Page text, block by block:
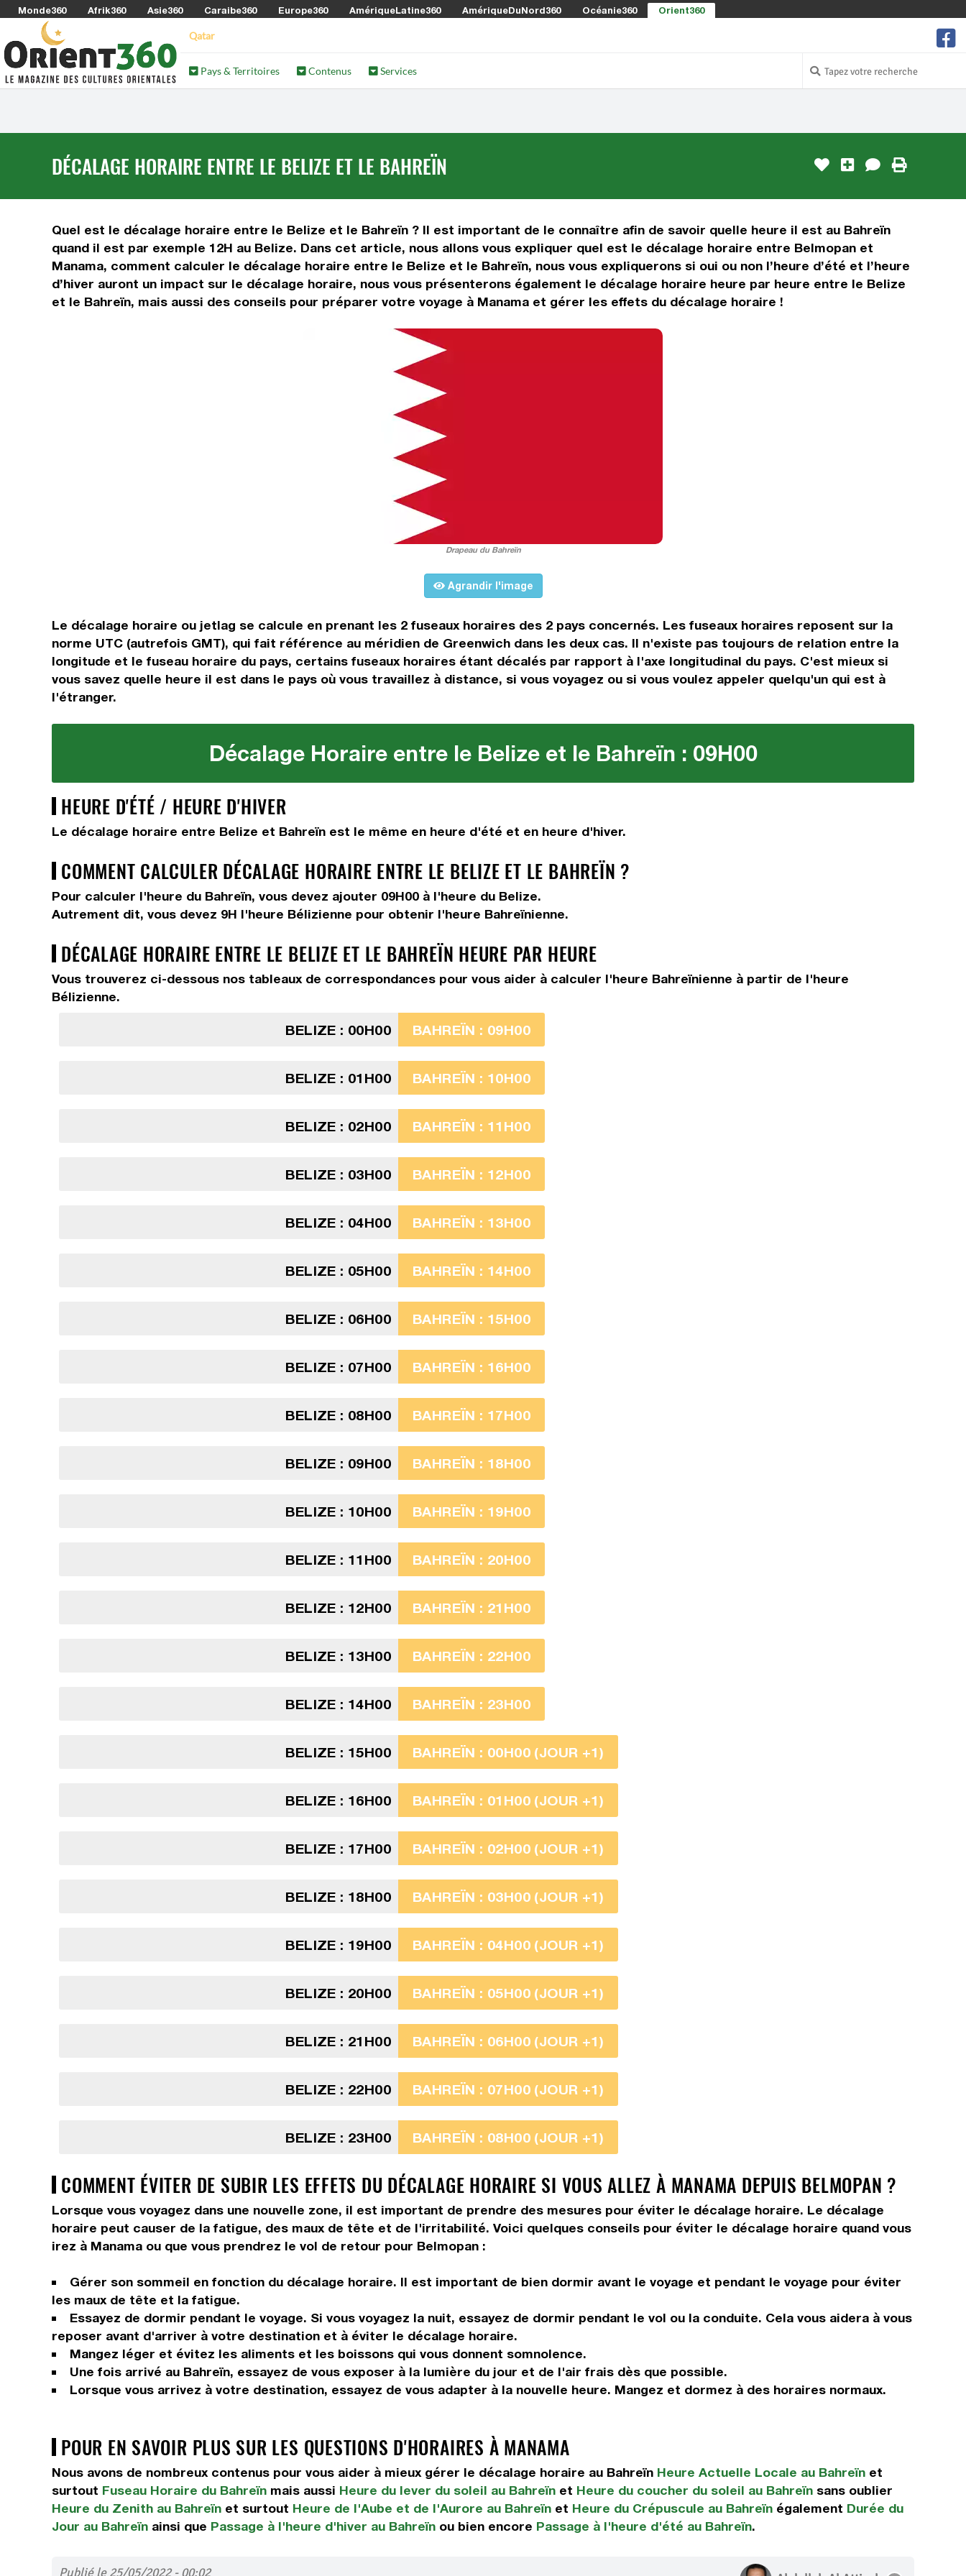
Monde360 Afrik360 Asie360 Caraibe360 Europe360 AmériqueLatine360 AmériqueDuNord360 Océanie360 Orient360
Qatar
Pays & Territoires Contenus Services
DÉCALAGE HORAIRE ENTRE LE BELIZE ET LE BAHREÏN
Quel est le décalage horaire entre le Belize et le Bahreïn ? Il est important de le connaître afin de savoir quelle heure il est au Bahreïn
quand il est par exemple 12H au Belize. Dans cet article, nous allons vous expliquer quel est le décalage horaire entre Belmopan et
Manama, comment calculer le décalage horaire entre le Belize et le Bahreïn, nous vous expliquerons si oui ou non l’heure d’été et l’heure
d’hiver auront un impact sur le décalage horaire, nous vous présenterons également le décalage horaire heure par heure entre le Belize
et le Bahreïn, mais aussi des conseils pour préparer votre voyage à Manama et gérer les effets du décalage horaire !
Drapeau du Bahreïn
Agrandir l'image
Le décalage horaire ou jetlag se calcule en prenant les 2 fuseaux horaires des 2 pays concernés. Les fuseaux horaires reposent sur la
norme UTC (autrefois GMT), qui fait référence au méridien de Greenwich dans les deux cas. Il n'existe pas toujours de relation entre la
longitude et le fuseau horaire du pays, certains fuseaux horaires étant décalés par rapport à l'axe longitudinal du pays. C'est mieux si
vous savez quelle heure il est dans le pays où vous travaillez à distance, si vous voyagez ou si vous voulez appeler quelqu'un qui est à
l'étranger.
Décalage Horaire entre le Belize et le Bahreïn : 09H00
HEURE D'ÉTÉ / HEURE D'HIVER
Le décalage horaire entre Belize et Bahreïn est le même en heure d'été et en heure d'hiver.
COMMENT CALCULER DÉCALAGE HORAIRE ENTRE LE BELIZE ET LE BAHREÏN ?
Pour calculer l'heure du Bahreïn, vous devez ajouter 09H00 à l'heure du Belize.
Autrement dit, vous devez 9H l'heure Bélizienne pour obtenir l'heure Bahreïnienne.
DÉCALAGE HORAIRE ENTRE LE BELIZE ET LE BAHREÏN HEURE PAR HEURE
Vous trouverez ci-dessous nos tableaux de correspondances pour vous aider à calculer l'heure Bahreïnienne à partir de l'heure
Bélizienne.
BELIZE : 00H00 BAHREÏN : 09H00
BELIZE : 01H00 BAHREÏN : 10H00
BELIZE : 02H00 BAHREÏN : 11H00
BELIZE : 03H00 BAHREÏN : 12H00
BELIZE : 04H00 BAHREÏN : 13H00
BELIZE : 05H00 BAHREÏN : 14H00
BELIZE : 06H00 BAHREÏN : 15H00
BELIZE : 07H00 BAHREÏN : 16H00
BELIZE : 08H00 BAHREÏN : 17H00
BELIZE : 09H00 BAHREÏN : 18H00
BELIZE : 10H00 BAHREÏN : 19H00
BELIZE : 11H00 BAHREÏN : 20H00
BELIZE : 12H00 BAHREÏN : 21H00
BELIZE : 13H00 BAHREÏN : 22H00
BELIZE : 14H00 BAHREÏN : 23H00
BELIZE : 15H00 BAHREÏN : 00H00 (JOUR +1)
BELIZE : 16H00 BAHREÏN : 01H00 (JOUR +1)
BELIZE : 17H00 BAHREÏN : 02H00 (JOUR +1)
BELIZE : 18H00 BAHREÏN : 03H00 (JOUR +1)
BELIZE : 19H00 BAHREÏN : 04H00 (JOUR +1)
BELIZE : 20H00 BAHREÏN : 05H00 (JOUR +1)
BELIZE : 21H00 BAHREÏN : 06H00 (JOUR +1)
BELIZE : 22H00 BAHREÏN : 07H00 (JOUR +1)
BELIZE : 23H00 BAHREÏN : 08H00 (JOUR +1)
COMMENT ÉVITER DE SUBIR LES EFFETS DU DÉCALAGE HORAIRE SI VOUS ALLEZ À MANAMA DEPUIS BELMOPAN ?
Lorsque vous voyagez dans une nouvelle zone, il est important de prendre des mesures pour éviter le décalage horaire. Le décalage
horaire peut causer de la fatigue, des maux de tête et de l'irritabilité. Voici quelques conseils pour éviter le décalage horaire quand vous
irez à Manama ou que vous prendrez le vol de retour pour Belmopan :
Gérer son sommeil en fonction du décalage horaire. Il est important de bien dormir avant le voyage et pendant le voyage pour éviter
les maux de tête et la fatigue.
Essayez de dormir pendant le voyage. Si vous voyagez la nuit, essayez de dormir pendant le vol ou la conduite. Cela vous aidera à vous
reposer avant d'arriver à votre destination et à éviter le décalage horaire.
Mangez léger et évitez les aliments et les boissons qui vous donnent somnolence.
Une fois arrivé au Bahreïn, essayez de vous exposer à la lumière du jour et de l'air frais dès que possible.
Lorsque vous arrivez à votre destination, essayez de vous adapter à la nouvelle heure. Mangez et dormez à des horaires normaux.
POUR EN SAVOIR PLUS SUR LES QUESTIONS D'HORAIRES À MANAMA
Nous avons de nombreux contenus pour vous aider à mieux gérer le décalage horaire au Bahreïn Heure Actuelle Locale au Bahreïn et
surtout Fuseau Horaire du Bahreïn mais aussi Heure du lever du soleil au Bahreïn et Heure du coucher du soleil au Bahreïn sans oublier
Heure du Zenith au Bahreïn et surtout Heure de l'Aube et de l'Aurore au Bahreïn et Heure du Crépuscule au Bahreïn également Durée du
Jour au Bahreïn ainsi que Passage à l'heure d'hiver au Bahreïn ou bien encore Passage à l'heure d'été au Bahreïn.
Publié le 25/05/2022 - 00:02